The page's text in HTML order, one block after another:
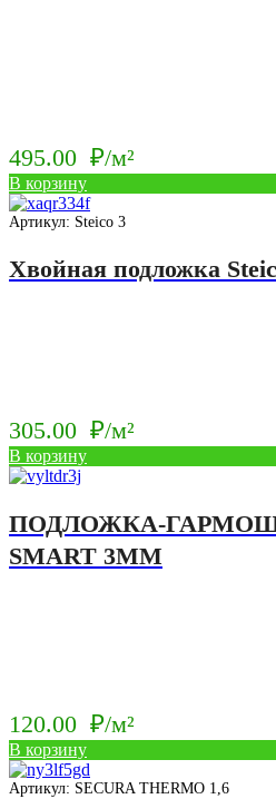
495.00 ₽/м²
В корзину
Артикул: Steico 3
Хвойная подложка
305.00 ₽/м²
В корзину
ПОДЛОЖКА-
SMART 3ММ
120.00 ₽/м²
В корзину
Артикул: SECURA THERMO 1,6